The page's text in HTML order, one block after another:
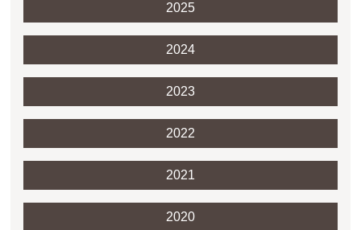
2025
2024
2023
2022
2021
2020